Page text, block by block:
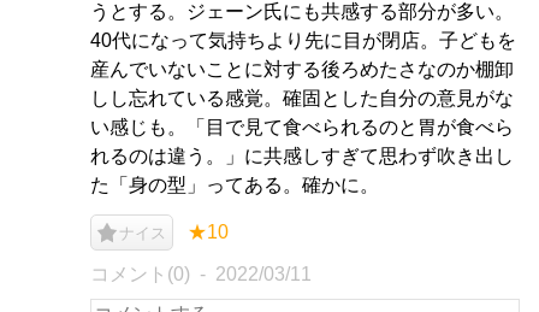
うとする。ジェーン氏にも共感する部分が多い。
40代になって気持ちより先に目が閉店。子どもを
産んでいないことに対する後ろめたさなのか棚卸
しし忘れている感覚。確固とした自分の意見がな
い感じも。「目で見て食べられるのと胃が食べら
れるのは違う。」に共感しすぎて思わず吹き出し
た「身の型」ってある。確かに。
ナイス ★10
コメント(0) 2022/03/11